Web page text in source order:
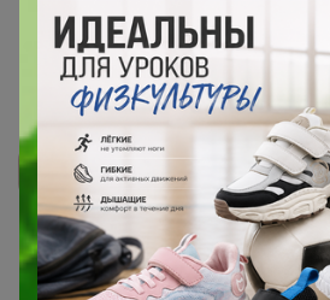
Как здесь все устроено?